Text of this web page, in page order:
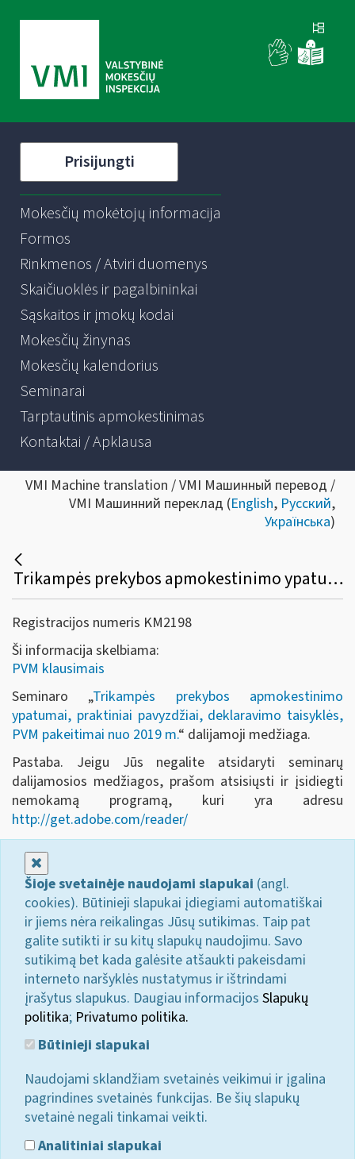
Prisijungti
Mokesčių mokėtojų informacija
Formos
Rinkmenos / Atviri duomenys
Skaičiuoklės ir pagalbininkai
Sąskaitos ir įmokų kodai
Mokesčių žinynas
Mokesčių kalendorius
Seminarai
Tarptautinis apmokestinimas
Kontaktai / Apklausa
VMI Machine translation / VMI Машинный перевод /
VMI Машинний переклад (English, Русский,
Українська)
Trikampės prekybos apmokestinimo ypatumai, praktiniai pavyzdžiai, deklaravimo taisyklės, PVM pakeitimai nuo 2019 m.
Registracijos numeris KM2198
Ši informacija skelbiama:
PVM klausimais
Seminaro „Trikampės prekybos apmokestinimo
ypatumai, praktiniai pavyzdžiai, deklaravimo taisyklės,
PVM pakeitimai nuo 2019 m.“ dalijamoji medžiaga.
Pastaba. Jeigu Jūs negalite atsidaryti seminarų
dalijamosios medžiagos, prašom atsisiųsti ir įsidiegti
nemokamą programą, kuri yra adresu
http://get.adobe.com/reader/
Šioje svetainėje naudojami slapukai (angl.
cookies). Būtinieji slapukai įdiegiami automatiškai
ir jiems nėra reikalingas Jūsų sutikimas. Taip pat
galite sutikti ir su kitų slapukų naudojimu. Savo
sutikimą bet kada galėsite atšaukti pakeisdami
interneto naršyklės nustatymus ir ištrindami
įrašytus slapukus. Daugiau informacijos Slapukų
politika; Privatumo politika.
Būtinieji slapukai
Naudojami sklandžiam svetainės veikimui ir įgalina
pagrindines svetainės funkcijas. Be šių slapukų
svetainė negali tinkamai veikti.
Analitiniai slapukai